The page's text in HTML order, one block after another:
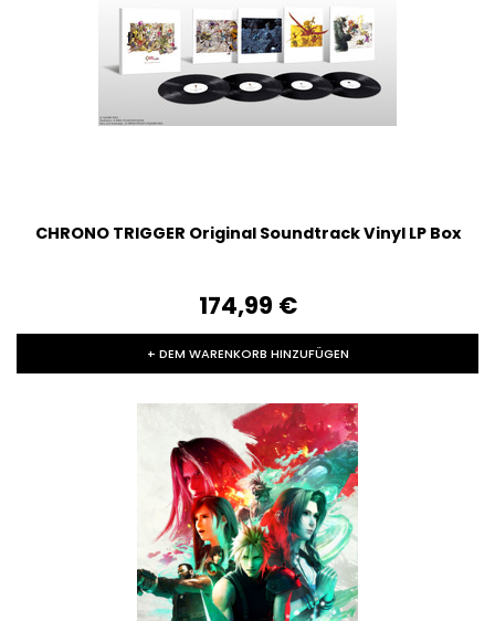
CHRONO TRIGGER Original Soundtrack Vinyl LP Box
174,99‎ ‎€
+ DEM WARENKORB HINZUFÜGEN